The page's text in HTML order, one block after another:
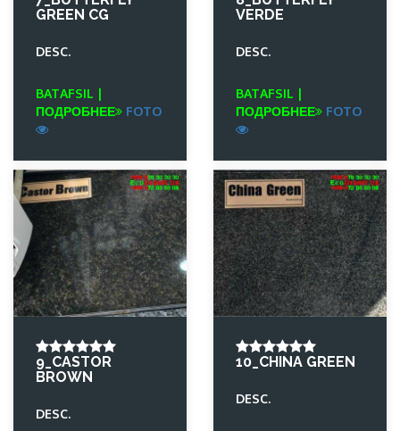
GREEN CG
DESC.
BATAFSIL |
ПОДРОБНЕЕ
FOTO
VERDE
DESC.
BATAFSIL |
ПОДРОБНЕЕ
FOTO
9_CASTOR
BROWN
DESC.
10_CHINA GREEN
DESC.